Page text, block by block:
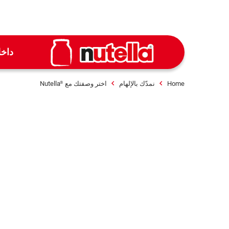
Home نمدّك بالإلهام اختر وصفتك مع ®
Nutella